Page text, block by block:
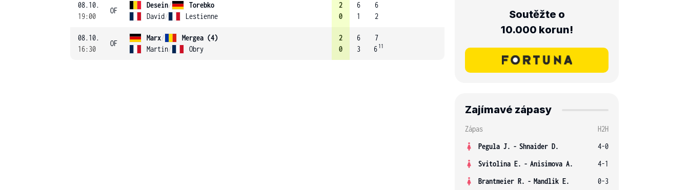
08.10.
19:00
OF
Desein/
Torebko
David/ Lestienne
2
0
6
1
6
2
08.10.
16:30
OF
Marx/
Mergea (4)
Martin/ Obry
2
0
6
3
7
6 11
Soutěžte o
10.000 korun!
Zajímavé zápasy
Zápas
H2H
Pegula J. - Shnaider D.
4-0
Svitolina E. - Anisimova A.
4-1
Brantmeier R. - Mandlik E.
0-3